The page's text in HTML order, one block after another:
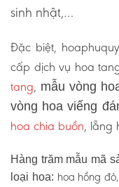
sinh nhật,…
Đặc biệt,
cấp dịch vụ hoa
tang, mẫu vòng
vòng hoa viếng
hoa chia buồn, lẵng
Hàng trăm mẫu mã
loại hoa: hoa hồng